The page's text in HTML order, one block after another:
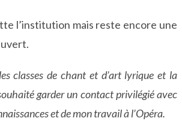
l’institution mais reste encore une
classes de chant et d’art lyrique et la
garder un contact privilégié avec
et de mon travail à l’Opéra.